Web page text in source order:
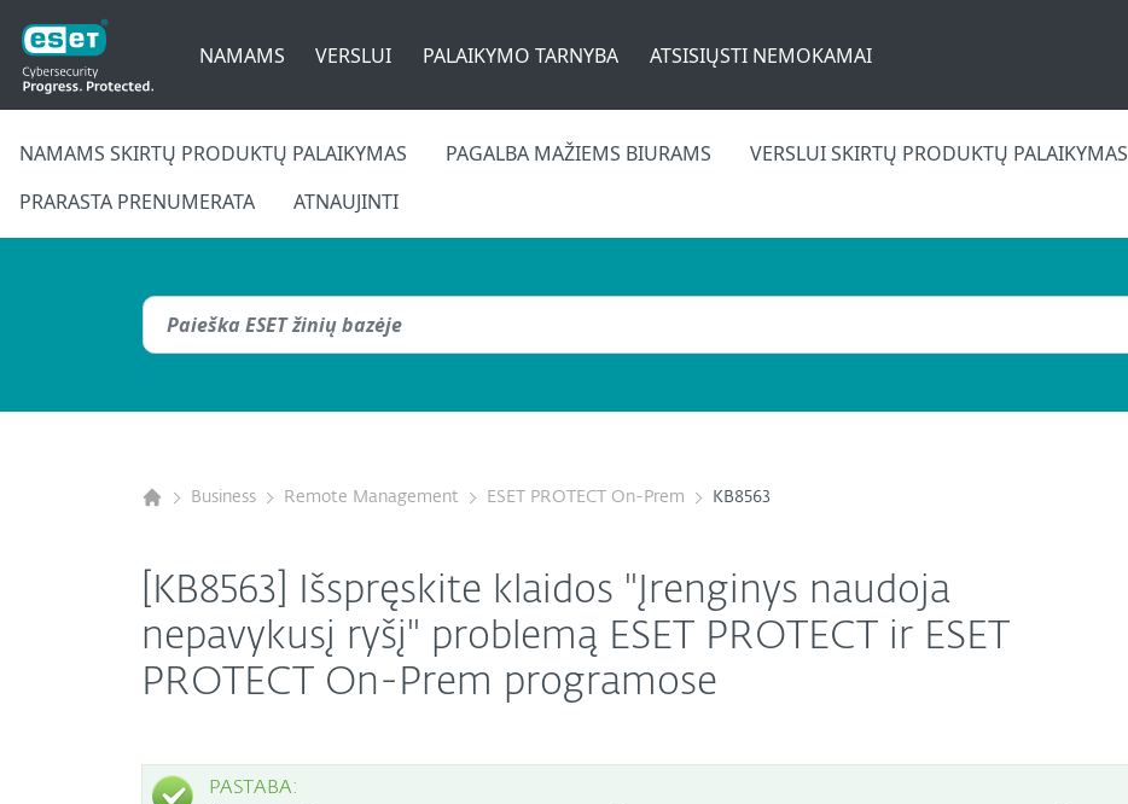
NAMAMS VERSLUI PALAIKYMO TARNYBA ATSISIŲSTI NEMOKAMAI
NAMAMS SKIRTŲ PRODUKTŲ PALAIKYMAS PAGALBA MAŽIEMS BIURAMS VERSLUI SKIRTŲ PRODUKTŲ PALAIKYMAS
PRARASTA PRENUMERATA
ATNAUJINTI
Business Remote Management ESET PROTECT On-Prem KB8563
[KB8563] Išspręskite klaidos "Įrenginys naudoja
nepavykusį ryšį" problemą ESET PROTECT ir ESET
PROTECT On-Prem programose
PASTABA: